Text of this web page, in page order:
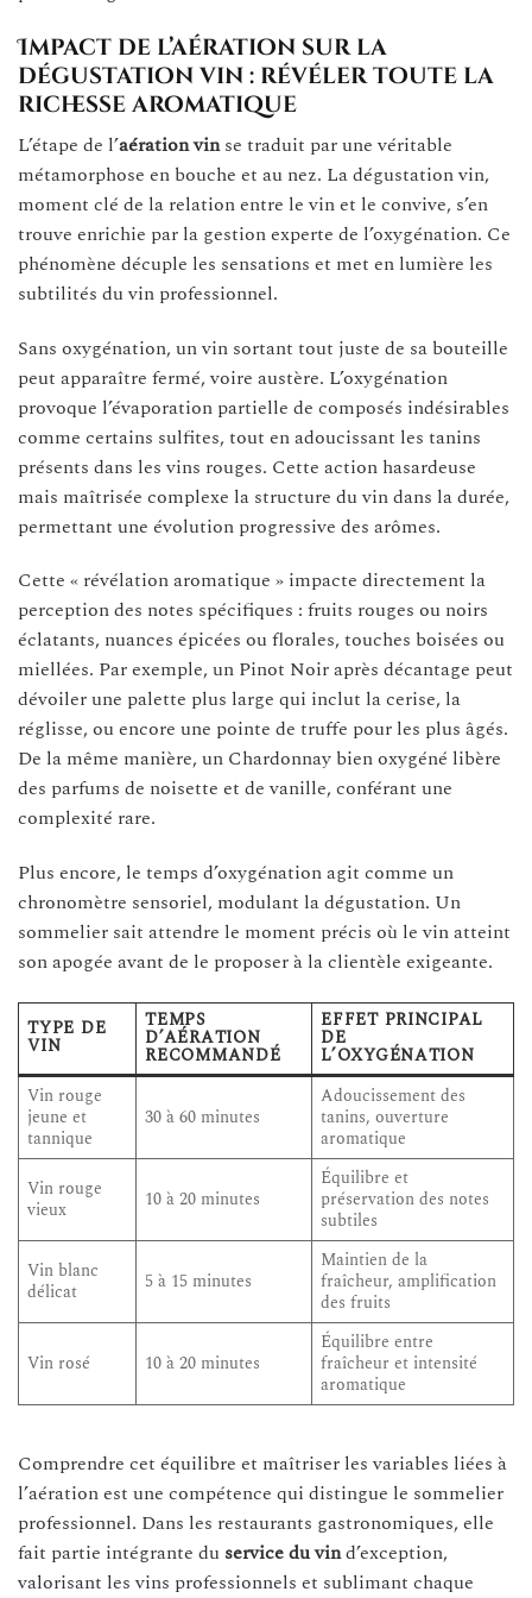
Impact de l’aération sur la
dégustation vin : révéler toute la
richesse aromatique
L’étape de l’aération vinse traduit par une véritable
métamorphose en bouche et au nez. La dégustation vin,
moment clé de la relation entre le vin et le convive, s’en
trouve enrichie par la gestion experte de l’oxygénation. Ce
phénomène décuple les sensations et met en lumière les
subtilités du vin professionnel.
Sans oxygénation, un vin sortant tout juste de sa bouteille
peut apparaître fermé, voire austère. L’oxygénation
provoque l’évaporation partielle de composés indésirables
comme certains sulfites, tout en adoucissant les tanins
présents dans les vins rouges. Cette action hasardeuse
mais maîtrisée complexe la structure du vin dans la durée,
permettant une évolution progressive des arômes.
Cette « révélation aromatique » impacte directement la
perception des notes spécifiques : fruits rouges ou noirs
éclatants, nuances épicées ou florales, touches boisées ou
miellées. Par exemple, un Pinot Noir après décantage peut
dévoiler une palette plus large qui inclut la cerise, la
réglisse, ou encore une pointe de truffe pour les plus âgés.
De la même manière, un Chardonnay bien oxygéné libère
des parfums de noisette et de vanille, conférant une
complexité rare.
Plus encore, le temps d’oxygénation agit comme un
chronomètre sensoriel, modulant la dégustation. Un
sommelier sait attendre le moment précis où le vin atteint
son apogée avant de le proposer à la clientèle exigeante.
TYPE DE
VIN
TEMPS
D’AÉRATION
RECOMMANDÉ
EFFET PRINCIPAL
DE
L’OXYGÉNATION
Vin rouge
jeune et
tannique
30 à 60 minutes
Adoucissement des
tanins, ouverture
aromatique
Vin rouge
vieux
10 à 20 minutes
Équilibre et
préservation des notes
subtiles
Vin blanc
délicat
5 à 15 minutes
Maintien de la
fraîcheur, amplification
des fruits
Vin rosé 10 à 20 minutes
Équilibre entre
fraîcheur et intensité
aromatique
Comprendre cet équilibre et maîtriser les variables liées à
l’aération est une compétence qui distingue le sommelier
professionnel. Dans les restaurants gastronomiques, elle
fait partie intégrante du service du vind’exception,
valorisant les vins professionnels et sublimant chaque